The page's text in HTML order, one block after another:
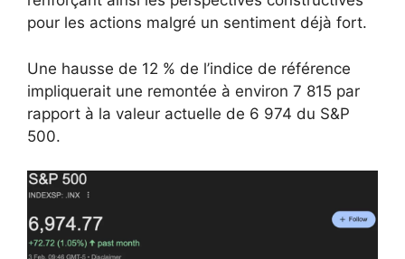
pour les actions malgré un sentiment déjà fort.
Une hausse de 12 % de l’indice de référence
impliquerait une remontée à environ 7 815 par
rapport à la valeur actuelle de 6 974 du S&P
500.